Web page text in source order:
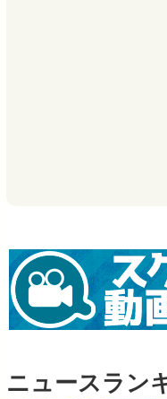
ニュースラン